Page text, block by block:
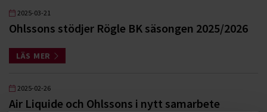
2025-03-21
Ohlssons stödjer Rögle BK säsongen 2025/2026
LÄS MER
2025-02-26
Air Liquide och Ohlssons i nytt samarbete